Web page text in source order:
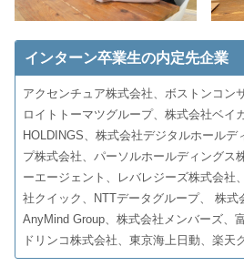
インターン卒業生の内定先企業
アクセンチュア株式会社、ボストンコン
ロイトトーマツグループ、株式会社ベイ
HOLDINGS、株式会社デジタルホールデ
プ株式会社、パーソルホールディングス
ーエージェント、レバレジーズ株式会社
社クイック、NTTデータグループ、 株式
AnyMind Group、株式会社メンバーズ、
ドリンコ株式会社、東京海上日動、楽天